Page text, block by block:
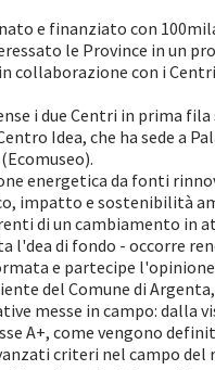
e finanziato con
le Province in un
collaborazione con i
i due Centri in prima fila
Idea, che ha sede a
energetica da fonti
impatto e sostenibilità
di un cambiamento in
l'dea di fondo - occorre
e partecipe
del Comune di
messe in campo: dalla
A+, come vengono
criteri nel campo del